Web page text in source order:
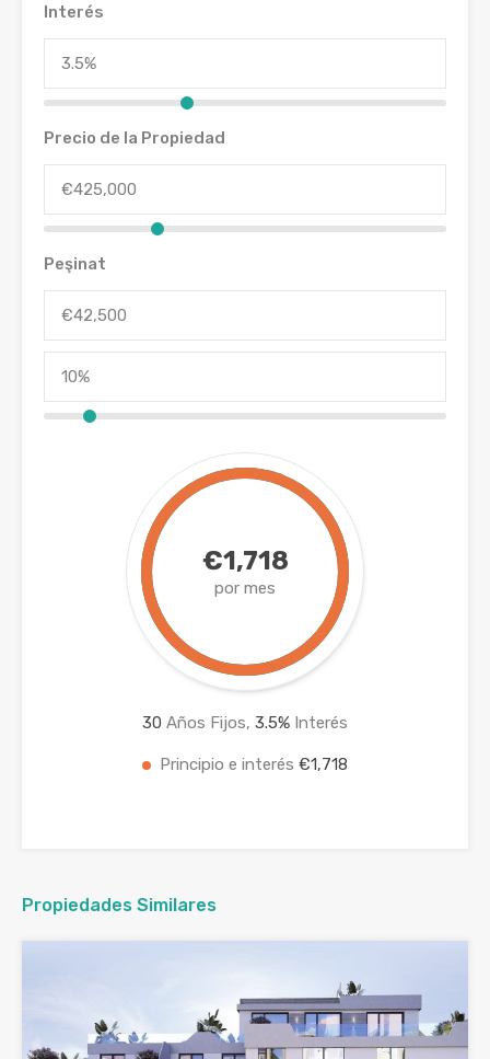
Interés
Precio de la Propiedad
Peşinat
€1,718
por mes
30 Años Fijos, 3.5% Interés
Principio e interés €1,718
Propiedades Similares